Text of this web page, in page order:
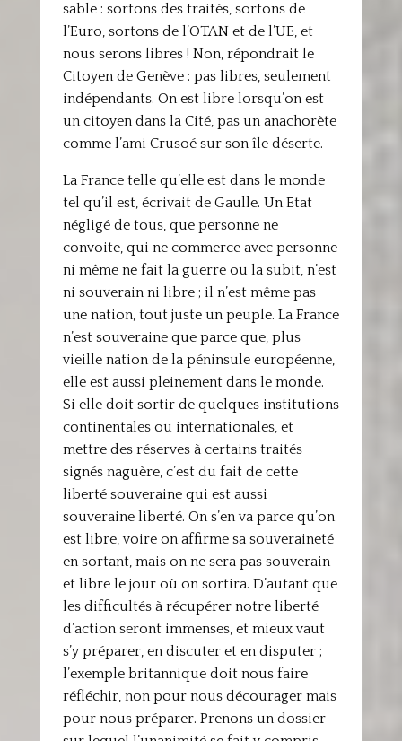
sable : sortons des traités, sortons de
l’Euro, sortons de l’OTAN et de l’UE, et
nous serons libres ! Non, répondrait le
Citoyen de Genève : pas libres, seulement
indépendants. On est libre lorsqu’on est
un citoyen dans la Cité, pas un anachorète
comme l’ami Crusoé sur son île déserte.
La France telle qu’elle est dans le monde
tel qu’il est, écrivait de Gaulle. Un Etat
négligé de tous, que personne ne
convoite, qui ne commerce avec personne
ni même ne fait la guerre ou la subit, n’est
ni souverain ni libre ; il n’est même pas
une nation, tout juste un peuple. La France
n’est souveraine que parce que, plus
vieille nation de la péninsule européenne,
elle est aussi pleinement dans le monde.
Si elle doit sortir de quelques institutions
continentales ou internationales, et
mettre des réserves à certains traités
signés naguère, c’est du fait de cette
liberté souveraine qui est aussi
souveraine liberté. On s’en va parce qu’on
est libre, voire on affirme sa souveraineté
en sortant, mais on ne sera pas souverain
et libre le jour où on sortira. D’autant que
les difficultés à récupérer notre liberté
d’action seront immenses, et mieux vaut
s’y préparer, en discuter et en disputer ;
l’exemple britannique doit nous faire
réfléchir, non pour nous décourager mais
pour nous préparer. Prenons un dossier